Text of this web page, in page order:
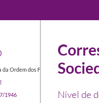
Ordem dos Farmacêuticos 1449-04-
1946
Nível de